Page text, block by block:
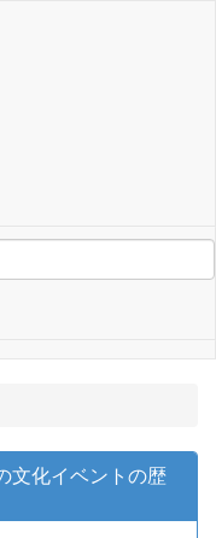
文化イベントの歴